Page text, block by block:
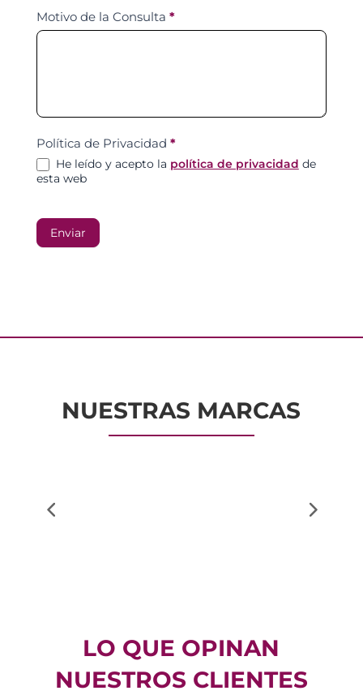
Motivo de la Consulta *
Política de Privacidad *
He leído y acepto la política de privacidad de
esta web
Enviar
NUESTRAS MARCAS
LO QUE OPINAN
NUESTROS CLIENTES